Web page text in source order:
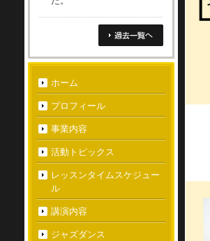
ホーム
プロフィール
事業内容
活動トピックス
レッスンタイムスケジュー
ル
講演内容
ジャズダンス